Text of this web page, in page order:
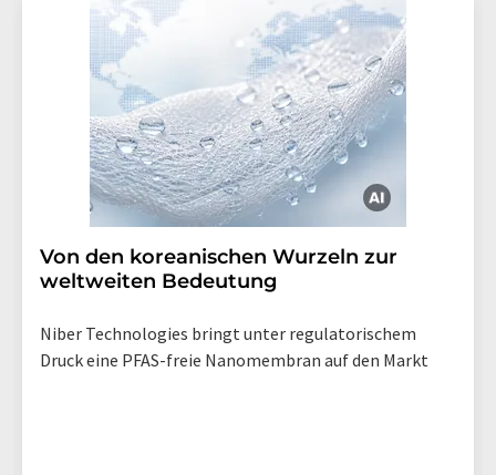
Von den koreanischen Wurzeln zur
weltweiten Bedeutung
Niber Technologies bringt unter regulatorischem
Druck eine PFAS-freie Nanomembran auf den Markt